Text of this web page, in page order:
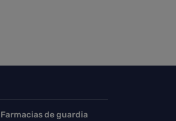
Farmacias de guardia